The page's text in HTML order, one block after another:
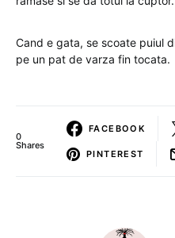
Cand e gata, se scoate puiul
pe un pat de varza fin tocata.
0
Shares
FACEBOOK
PINTEREST